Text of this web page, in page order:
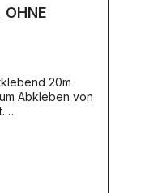
20m
Abkleben von